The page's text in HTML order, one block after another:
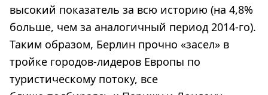
высокий показатель за всю историю (на 4,8%
больше, чем за аналогичный период 2014-го).
Таким образом, Берлин прочно «засел» в
тройке городов-лидеров Европы по
туристическому потоку, все